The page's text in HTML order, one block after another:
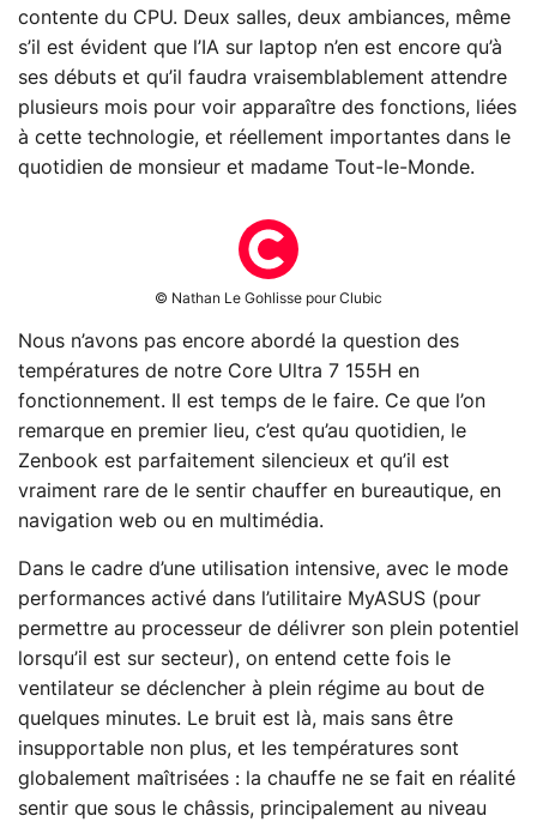
contente du CPU. Deux salles, deux ambiances, même
s’il est évident que l’IA sur laptop n’en est encore qu’à
ses débuts et qu’il faudra vraisemblablement attendre
plusieurs mois pour voir apparaître des fonctions, liées
à cette technologie, et réellement importantes dans le
quotidien de monsieur et madame Tout-le-Monde.
© Nathan Le Gohlisse pour Clubic
Nous n’avons pas encore abordé la question des
températures de notre Core Ultra 7 155H en
fonctionnement. Il est temps de le faire. Ce que l’on
remarque en premier lieu, c’est qu’au quotidien, le
Zenbook est parfaitement silencieux et qu’il est
vraiment rare de le sentir chauffer en bureautique, en
navigation web ou en multimédia.
Dans le cadre d’une utilisation intensive, avec le mode
performances activé dans l’utilitaire MyASUS (pour
permettre au processeur de délivrer son plein potentiel
lorsqu’il est sur secteur), on entend cette fois le
ventilateur se déclencher à plein régime au bout de
quelques minutes. Le bruit est là, mais sans être
insupportable non plus, et les températures sont
globalement maîtrisées : la chauffe ne se fait en réalité
sentir que sous le châssis, principalement au niveau